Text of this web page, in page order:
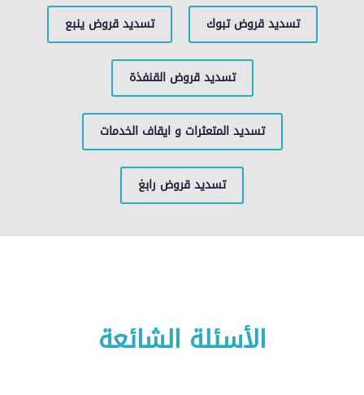
تسديد قروض تبوك تسديد قروض ينبع
تسديد قروض القنفذة
تسديد المتعثرات و ايقاف الخدمات
تسديد قروض رابغ
الأسئلة الشائعة